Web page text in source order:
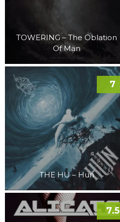
TOWERING – The Oblation
Of Man
THE HU – Hun
7
7.5